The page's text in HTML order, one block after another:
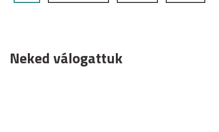
Neked válogattuk